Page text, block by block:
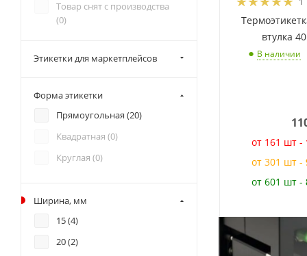
втулка
В наличии
от 161 шт -
от 301 шт -
от 601 шт -
Товар снят с производства
(0)
Этикетки для маркетплейсов
Форма этикетки
Прямоугольная (20)
Квадратная (0)
Круглая (0)
Ширина, мм
15 (4)
20 (2)